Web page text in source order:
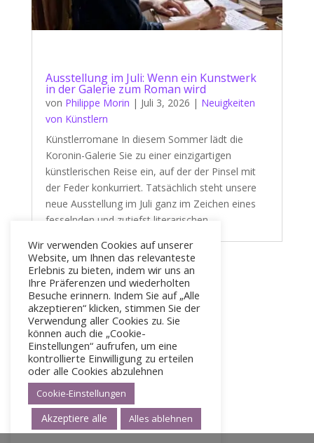
Ausstellung im Juli: Wenn ein Kunstwerk
in der Galerie zum Roman wird
von Philippe Morin | Juli 3, 2026 | Neuigkeiten
von Künstlern
Künstlerromane In diesem Sommer lädt die
Koronin-Galerie Sie zu einer einzigartigen
künstlerischen Reise ein, auf der der Pinsel mit
der Feder konkurriert. Tatsächlich steht unsere
neue Ausstellung im Juli ganz im Zeichen eines
fesselnden und zutiefst literarischen...
« Ältere Einträge
Wir verwenden Cookies auf unserer
Website, um Ihnen das relevanteste
Erlebnis zu bieten, indem wir uns an
Ihre Präferenzen und wiederholten
Besuche erinnern. Indem Sie auf „Alle
akzeptieren“ klicken, stimmen Sie der
Verwendung aller Cookies zu. Sie
können auch die „Cookie-
Einstellungen“ aufrufen, um eine
kontrollierte Einwilligung zu erteilen
oder alle Cookies abzulehnen
Cookie-Einstellungen
Akzeptiere alle Alles ablehnen